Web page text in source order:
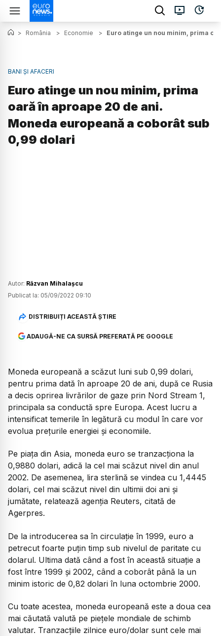
> România > Economie > Euro atinge un nou minim, prima
BANI ȘI AFACERI
Euro atinge un nou minim, prima
oară în aproape 20 de ani.
Moneda europeană a coborât sub
0,99 dolari
Autor: Răzvan Mihalașcu
Publicat la: 05/09/2022 09:10
DISTRIBUIȚI ACEASTĂ ȘTIRE
ADAUGĂ-NE CA SURSĂ PREFERATĂ PE GOOGLE
Moneda europeană a scăzut luni sub 0,99 dolari,
pentru prima dată în aproape 20 de ani, după ce Rusia
a decis oprirea livrărilor de gaze prin Nord Stream 1,
principala sa conductă spre Europa. Acest lucru a
intensificat temerile în legătură cu modul în care vor
evolua prețurile energiei și economiile.
Pe piața din Asia, moneda euro se tranzacționa la
0,9880 dolari, adică la cel mai scăzut nivel din anul
2002. De asemenea, lira sterlină se vindea cu 1,4445
dolari, cel mai scăzut nivel din ultimii doi ani şi
jumătate, relatează agenția Reuters, citată de
Agerpres.
De la introducerea sa în circulaţie în 1999, euro a
petrecut foarte puţin timp sub nivelul de paritate cu
dolarul. Ultima dată când a fost în această situaţie a
fost între 1999 şi 2002, când a coborât până la un
minim istoric de 0,82 dolari în luna octombrie 2000.
Cu toate acestea, moneda europeană este a doua cea
mai căutată valută pe pieţele mondiale de schimb
valutar. Tranzacţiile zilnice euro/dolar sunt cele mai